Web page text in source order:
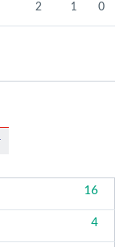
2 1 0
16
4